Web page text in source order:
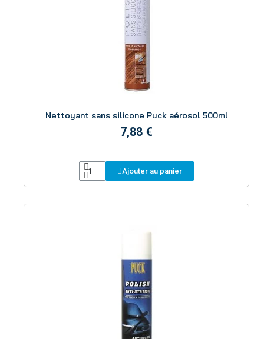
Nettoyant sans silicone Puck aérosol 500ml
7,88 €
Ajouter au panier